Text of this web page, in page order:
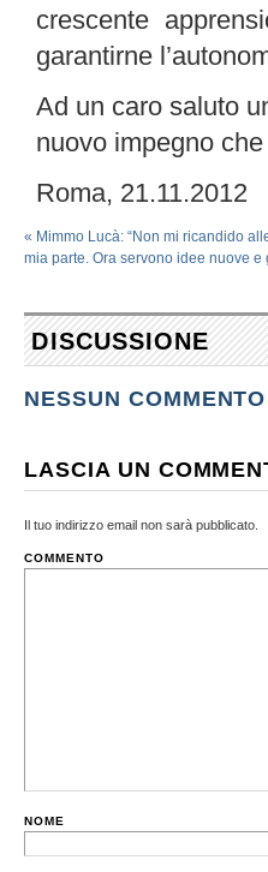
crescente
garantirne
Ad un caro saluto
nuovo impegno
Roma, 21.11.2012
« Mimmo Lucà: “Non mi ricandido
mia parte. Ora servono idee nuove e
DISCUSSIONE
NESSUN COMMENTO
LASCIA UN
Il tuo indirizzo email non sarà pubblicato.
COMMENTO
NOME